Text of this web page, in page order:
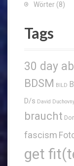
Wörter (8)
Tags
30 day
BDSM BILD
D/s David
braucht
fascism
get